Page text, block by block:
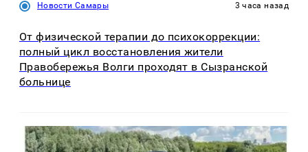
Новости Самары 3 часа назад
От физической терапии до психокоррекции:
полный цикл восстановления жители
Правобережья Волги проходят в Сызранской
больнице